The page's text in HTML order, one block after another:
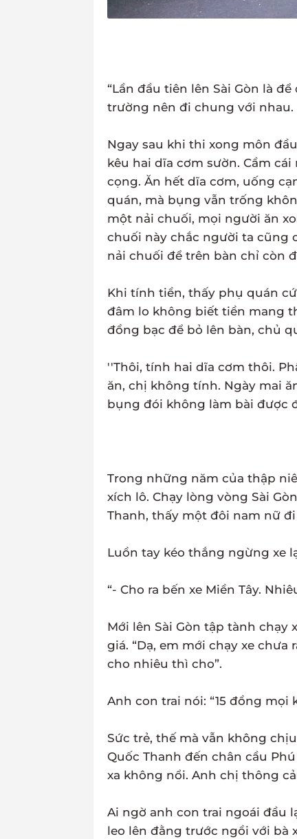
“Lần đầu tiên lên Sài Gòn là
trường nên đi chung với nhau.
Ngay sau khi thi xong môn
kêu hai dĩa cơm sườn. Cầm
cọng. Ăn hết dĩa cơm, uống
quán, mà bụng vẫn trống
một nải chuối, mọi người ăn
chuối này chắc người ta cũng
nải chuối để trên bàn chỉ còn
Khi tính tiền, thấy phụ quán
đâm lo không biết tiền mang
đồng bạc để bỏ lên bàn, chủ
''Thôi, tính hai dĩa cơm thôi.
ăn, chị không tính. Ngày mai
bụng đói không làm bài được
Trong những năm của thập
xích lô. Chạy lòng vòng Sài
Thanh, thấy một đôi nam nữ đi
Luồn tay kéo thắng ngừng xe
“- Cho ra bến xe Miền Tây.
Mới lên Sài Gòn tập tành chạy
giá. “Dạ, em mới chạy xe
cho nhiêu thì cho”.
Anh con trai nói: “15 đồng mọi
Sức trẻ, thế mà vẫn không
Quốc Thanh đến chân cầu
xa không nổi. Anh chị thông
Ai ngờ anh con trai ngoái đầu
leo lên đằng trước ngồi với bà